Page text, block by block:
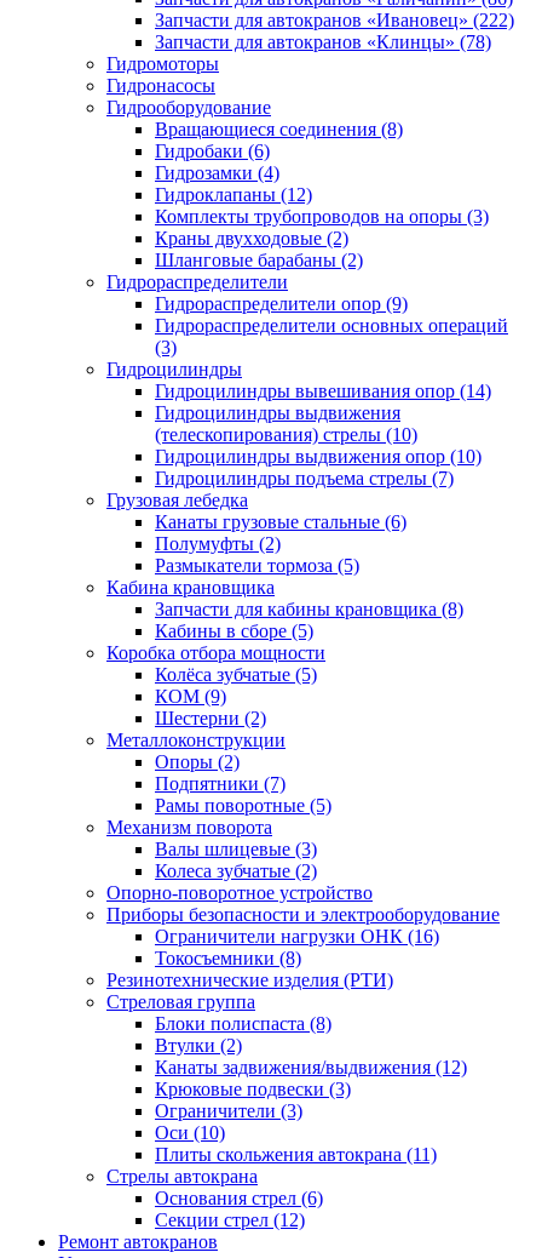
Запчасти для автокранов «Ивановец» (222)
Запчасти для автокранов «Клинцы» (78)
Гидромоторы
Гидронасосы
Гидрооборудование
Вращающиеся соединения (8)
Гидробаки (6)
Гидрозамки (4)
Гидроклапаны (12)
Комплекты трубопроводов на опоры (3)
Краны двухходовые (2)
Шланговые барабаны (2)
Гидрораспределители
Гидрораспределители опор (9)
Гидрораспределители основных операций
(3)
Гидроцилиндры
Гидроцилиндры вывешивания опор (14)
Гидроцилиндры выдвижения
(телескопирования) стрелы (10)
Гидроцилиндры выдвижения опор (10)
Гидроцилиндры подъема стрелы (7)
Грузовая лебедка
Канаты грузовые стальные (6)
Полумуфты (2)
Размыкатели тормоза (5)
Кабина крановщика
Запчасти для кабины крановщика (8)
Кабины в сборе (5)
Коробка отбора мощности
Колёса зубчатые (5)
КОМ (9)
Шестерни (2)
Металлоконструкции
Опоры (2)
Подпятники (7)
Рамы поворотные (5)
Механизм поворота
Валы шлицевые (3)
Колеса зубчатые (2)
Опорно-поворотное устройство
Приборы безопасности и электрооборудование
Ограничители нагрузки ОНК (16)
Токосъемники (8)
Резинотехнические изделия (РТИ)
Стреловая группа
Блоки полиспаста (8)
Втулки (2)
Канаты задвижения/выдвижения (12)
Крюковые подвески (3)
Ограничители (3)
Оси (10)
Плиты скольжения автокрана (11)
Стрелы автокрана
Основания стрел (6)
Секции стрел (12)
Ремонт автокранов